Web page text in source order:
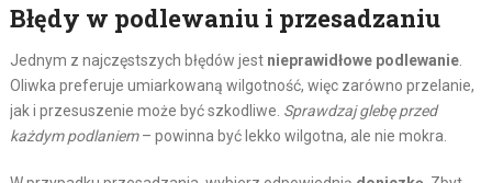
Błędy w podlewaniu i przesadzaniu
Jednym z najczęstszych błędów jest nieprawidłowe podlewanie.
Oliwka preferuje umiarkowaną wilgotność, więc zarówno przelanie,
jak i przesuszenie może być szkodliwe. Sprawdzaj glebę przed
każdym podlaniem– powinna być lekko wilgotna, ale nie mokra.